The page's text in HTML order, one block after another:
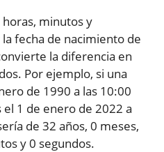
horas, minutos y
fecha de nacimiento de
la diferencia en
Por ejemplo, si una
de 1990 a las 10:00
1 de enero de 2022 a
de 32 años, 0 meses,
y 0 segundos.